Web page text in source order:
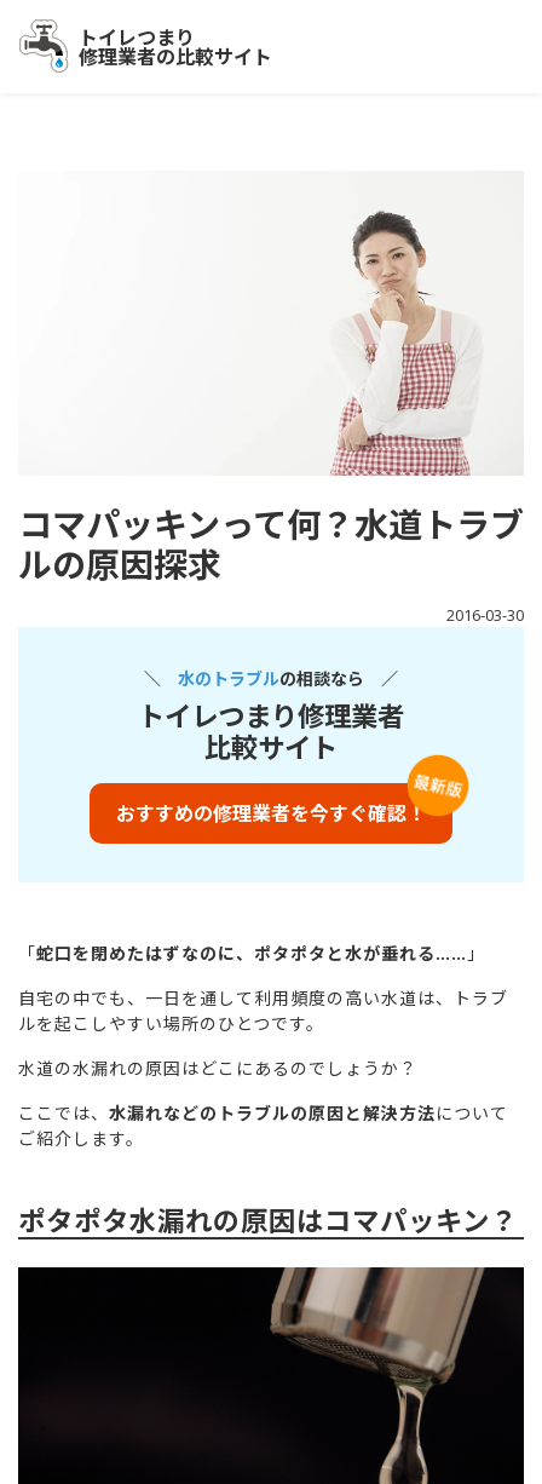
トイレつまり
修理業者の比較サイト
コマパッキンって何？水道トラブ
ルの原因探求
2016-03-30
＼ 水のトラブルの相談なら ／
トイレつまり修理業者
比較サイト
おすすめの修理業者を今すぐ確認！
「蛇口を閉めたはずなのに、ポタポタと水が垂れる…… 」
自宅の中でも、一日を通して利用頻度の高い水道は、トラブ
ルを起こしやすい場所のひとつです。
水道の水漏れの原因はどこにあるのでしょうか？
ここでは、 水漏れなどのトラブルの原因と解決方法について
ご紹介します。
ポタポタ水漏れの原因はコマパッキン？